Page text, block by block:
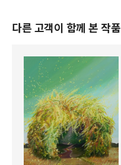
다른 고객이 함께 본 작품